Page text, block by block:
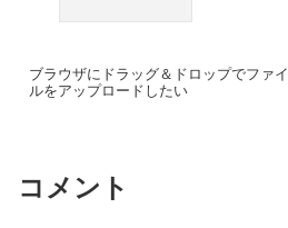
ブラウザにドラッグ＆ドロップでファイ
ルをアップロードしたい
コメント